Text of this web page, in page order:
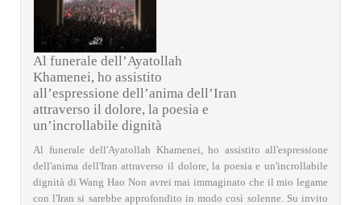
Al funerale dell’Ayatollah
Khamenei, ho assistito
all’espressione dell’anima dell’Iran
attraverso il dolore, la poesia e
un’incrollabile dignità
Al funerale dell'Ayatollah Khamenei, ho assistito all'espressione
dell'anima dell'Iran attraverso il dolore, la poesia e un'incrollabile
dignità di Wang Hao Non avrei mai immaginato che il mio legame
con l'Iran si sarebbe approfondito in modo così solenne. Su invito